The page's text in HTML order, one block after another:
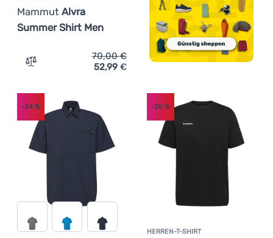
Mammut Alvra
Summer Shirt Men
Zum Vergleich 'Herrenhemd Mammut Alvra Summer
70,00€
52,99 €
-24 %
HERREN-T-SHIRT
-25%